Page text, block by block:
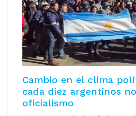
Cambio en el clima
cada diez argentinos
oficialismo